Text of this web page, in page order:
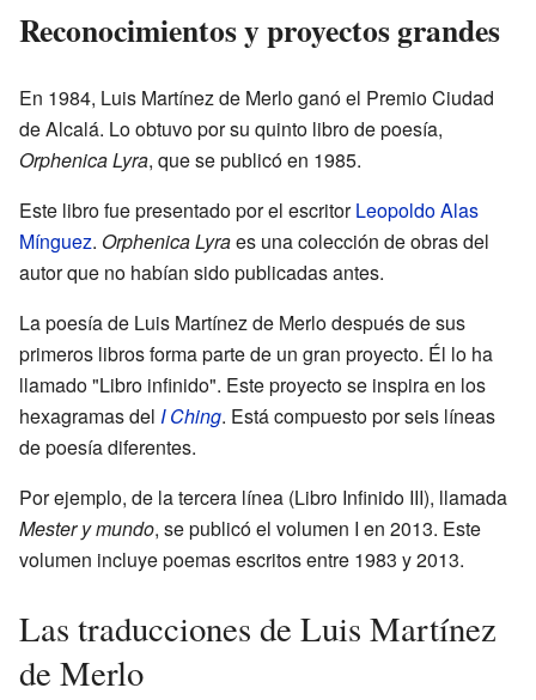
Reconocimientos y proyectos grandes
En 1984, Luis Martínez de Merlo ganó el Premio Ciudad
de Alcalá. Lo obtuvo por su quinto libro de poesía,
Orphenica Lyra, que se publicó en 1985.
Este libro fue presentado por el escritorLeopoldo Alas
Mínguez. Orphenica Lyraes una colección de obras del
autor que no habían sido publicadas antes.
La poesía de Luis Martínez de Merlo después de sus
primeros libros forma parte de un gran proyecto. Él lo ha
llamado "Libro infinido". Este proyecto se inspira en los
hexagramas del I Ching. Está compuesto por seis líneas
de poesía diferentes.
Por ejemplo, de la tercera línea (Libro Infinido III), llamada
Mester y mundo, se publicó el volumen I en 2013. Este
volumen incluye poemas escritos entre 1983 y 2013.
Las traducciones de Luis Martínez
de Merlo